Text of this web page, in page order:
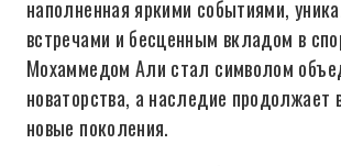
наполненная яркими событиями,
встречами и бесценным вкладом в
Мохаммедом Али стал символом
новаторства, а наследие продолжает
новые поколения.